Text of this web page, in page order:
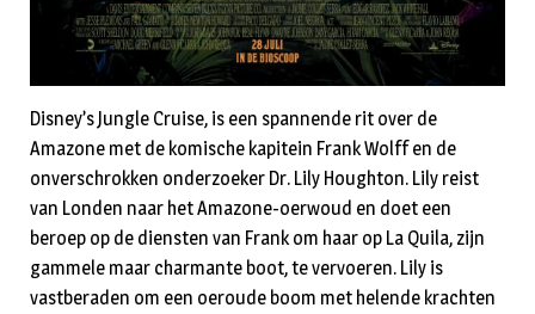
Disney’s Jungle Cruise, is een spannende rit over de
Amazone met de komische kapitein Frank Wolff en de
onverschrokken onderzoeker Dr. Lily Houghton. Lily reist
van Londen naar het Amazone-oerwoud en doet een
beroep op de diensten van Frank om haar op La Quila, zijn
gammele maar charmante boot, te vervoeren. Lily is
vastberaden om een oeroude boom met helende krachten